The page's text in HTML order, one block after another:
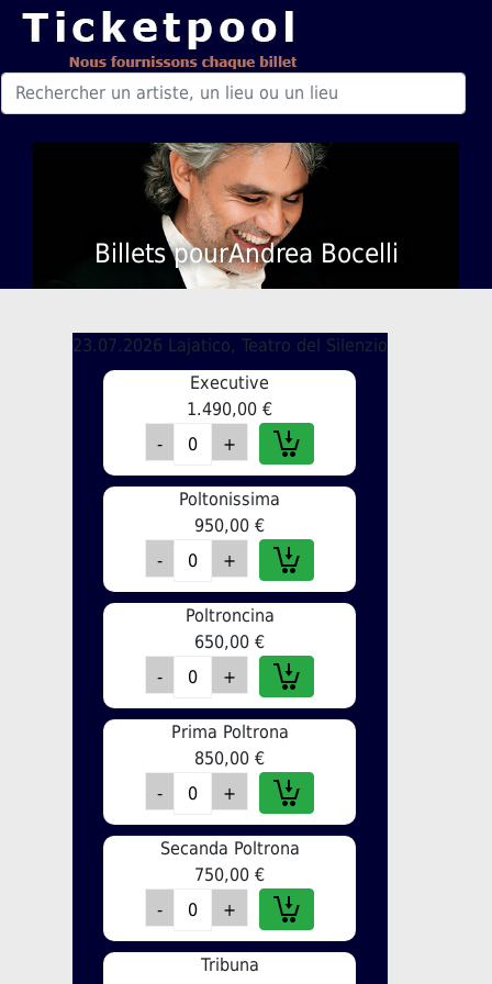
Billets pourAndrea Bocelli
23.07.2026 Lajatico, Teatro del Silenzio
Executive
1.490,00 €
Poltonissima
950,00 €
Poltroncina
650,00 €
Prima Poltrona
850,00 €
Secanda Poltrona
750,00 €
Tribuna